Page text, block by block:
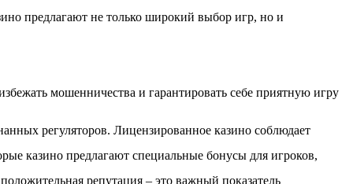
предлагают не только широкий выбор игр, но и
мошенничества и гарантировать себе приятную игру
регуляторов. Лицензированное казино соблюдает
казино предлагают специальные бонусы для игроков,
репутация – это важный показатель